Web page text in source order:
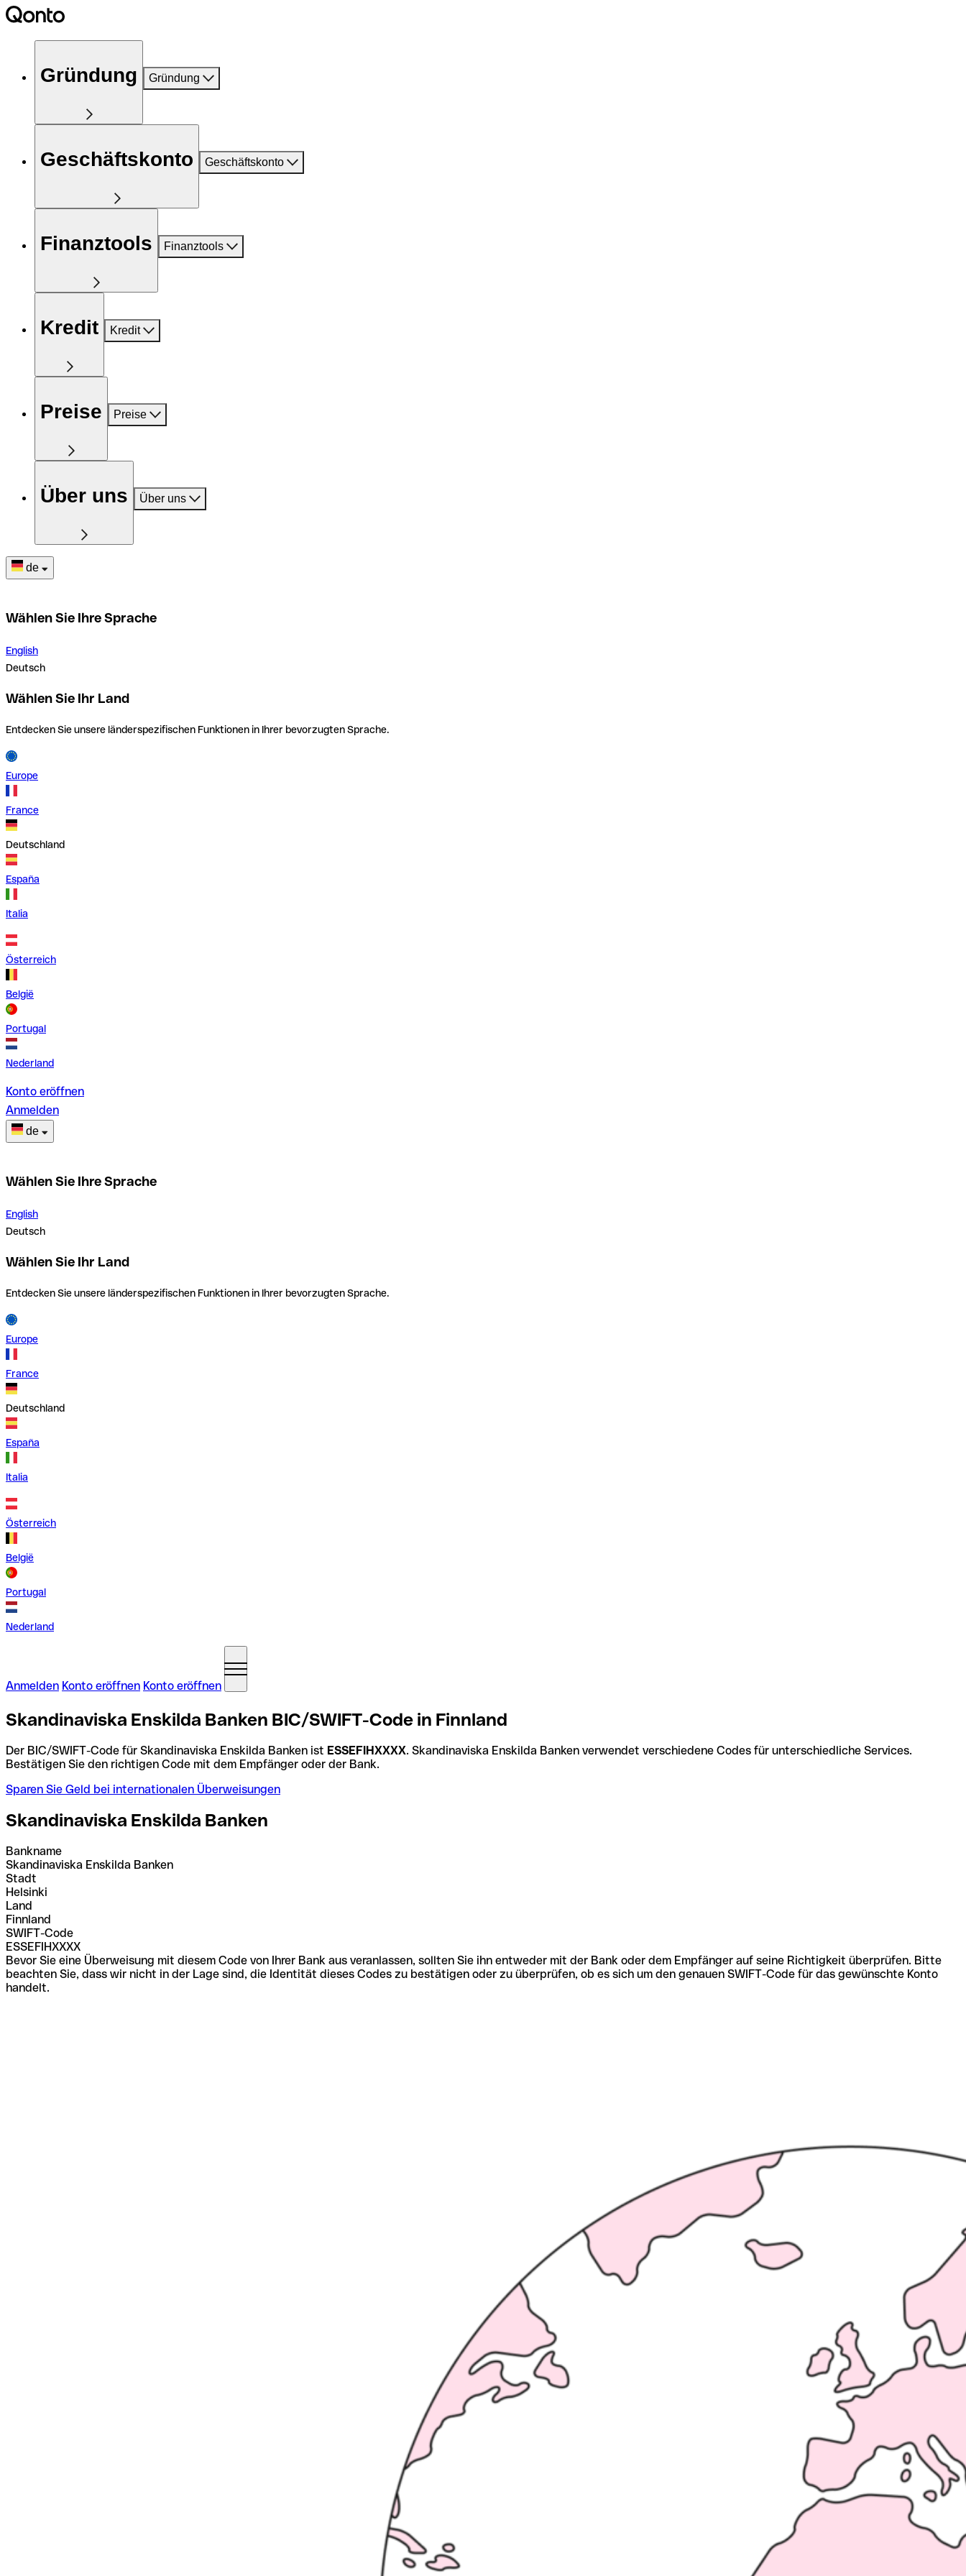
Gründung Gründung
Geschäftskonto Geschäftskonto
Finanztools Finanztools
Kredit Kredit
Preise Preise
Über uns Über uns
de
Wählen Sie Ihre Sprache
English
Deutsch
Wählen Sie Ihr Land
Entdecken Sie unsere länderspezifischen Funktionen in Ihrer bevorzugten Sprache.
Europe
France
Deutschland
España
Italia
Österreich
België
Portugal
Nederland
Konto eröffnen
Anmelden
de
Wählen Sie Ihre Sprache
English
Deutsch
Wählen Sie Ihr Land
Entdecken Sie unsere länderspezifischen Funktionen in Ihrer bevorzugten Sprache.
Europe
France
Deutschland
España
Italia
Österreich
België
Portugal
Nederland
Anmelden Konto eröffnen Konto eröffnen
Skandinaviska Enskilda Banken BIC/SWIFT-Code in Finnland
Der BIC/SWIFT-Code für Skandinaviska Enskilda Banken ist ESSEFIHXXXX. Skandinaviska Enskilda Banken verwendet verschiedene Codes für unterschiedliche Services.
Bestätigen Sie den richtigen Code mit dem Empfänger oder der Bank.
Sparen Sie Geld bei internationalen Überweisungen
Skandinaviska Enskilda Banken
Bankname
Skandinaviska Enskilda Banken
Stadt
Helsinki
Land
Finnland
SWIFT-Code
ESSEFIHXXXX
Bevor Sie eine Überweisung mit diesem Code von Ihrer Bank aus veranlassen, sollten Sie ihn entweder mit der Bank oder dem Empfänger auf seine Richtigkeit überprüfen. Bitte
beachten Sie, dass wir nicht in der Lage sind, die Identität dieses Codes zu bestätigen oder zu überprüfen, ob es sich um den genauen SWIFT-Code für das gewünschte Konto
handelt.